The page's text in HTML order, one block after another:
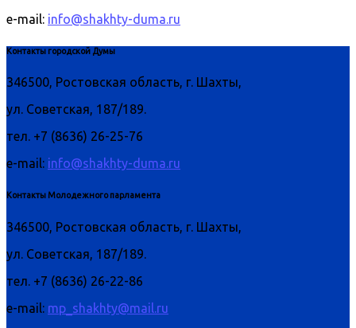
e-mail: info@shakhty-duma.ru
Контакты городской Думы
346500, Ростовская область, г. Шахты,
ул. Советская, 187/189.
тел. +7 (8636) 26-25-76
e-mail: info@shakhty-duma.ru
Контакты Молодежного парламента
346500, Ростовская область, г. Шахты,
ул. Советская, 187/189.
тел. +7 (8636) 26-22-86
e-mail: mp_shakhty@mail.ru